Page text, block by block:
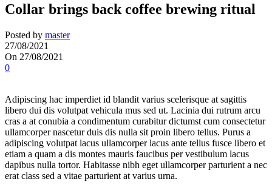
Collar brings back coffee brewing ritual
Posted by master
27/08/2021
On 27/08/2021
0
Adipiscing hac imperdiet id blandit varius scelerisque at sagittis
libero dui dis volutpat vehicula mus sed ut. Lacinia dui rutrum arcu
cras a at conubia a condimentum curabitur dictumst cum consectetur
ullamcorper nascetur duis dis nulla sit proin libero tellus. Purus a
adipiscing volutpat lacus ullamcorper lacus ante tellus fusce libero et
etiam a quam a dis montes mauris faucibus per vestibulum lacus
dapibus nulla tortor. Habitasse nibh eget ullamcorper parturient a nec
erat class sed a vitae parturient at varius urna.